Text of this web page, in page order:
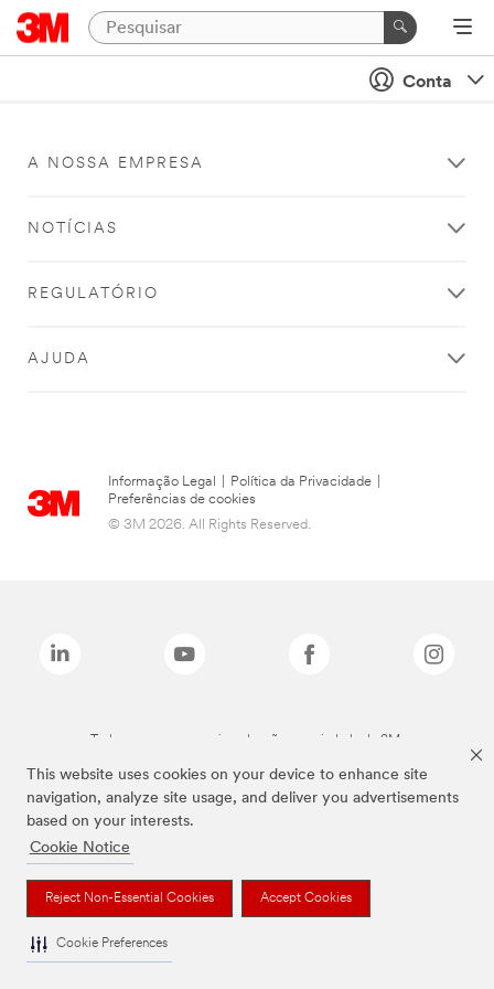
This website uses cookies on your device to enhance site
navigation, analyze site usage, and deliver you advertisements
based on your interests.
Cookie Notice
Reject Non-Essential Cookies Accept Cookies
Cookie Preferences
Conta
A NOSSA EMPRESA
NOTÍCIAS
REGULATÓRIO
AJUDA
Informação Legal Política da Privacidade
Preferências de cookies
© 3M 2026. All Rights Reserved.
Todas as marcas mencionadas são propriedade da 3M.